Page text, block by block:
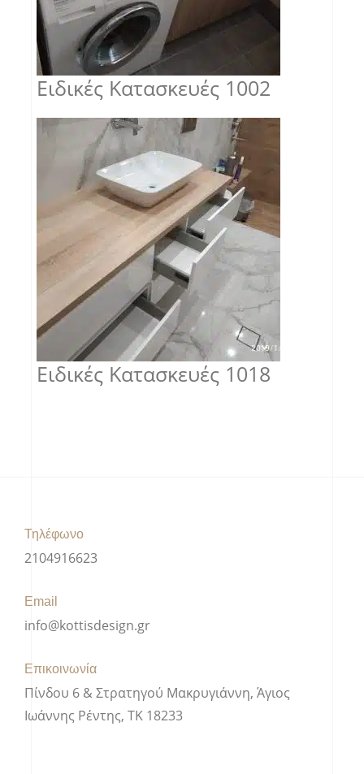
Ειδικές Κατασκευές 1002
Ειδικές Κατασκευές 1018
Τηλέφωνο
2104916623
Email
info@kottisdesign.gr
Επικοινωνία
Πίνδου 6 & Στρατηγού Μακρυγιάννη, Άγιος
Ιωάννης Ρέντης, ΤΚ 18233